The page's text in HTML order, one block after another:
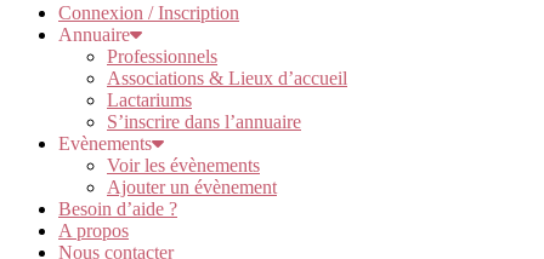
Connexion / Inscription
Annuaire
Professionnels
Associations & Lieux d’accueil
Lactariums
S’inscrire dans l’annuaire
Evènements
Voir les évènements
Ajouter un évènement
Besoin d’aide ?
A propos
Nous contacter